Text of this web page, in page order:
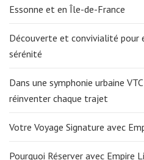
Essonne et en Île-de-France
Découverte et convivialité pour
sérénité
Dans une symphonie urbaine
réinventer chaque trajet
Votre Voyage Signature avec
Pourquoi Réserver avec Empire